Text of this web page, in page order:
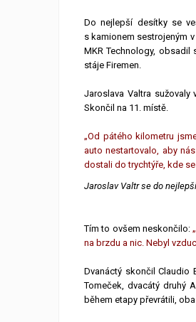
Do nejlepší desítky se
s kamionem sestrojeným
MKR Technology,
stáje Firemen.
Jaroslava Valtra
Skončil na 11. místě.
„Od pátého kilometru
auto nestartovalo, aby
dostali do trychtýře, kde se
Jaroslav Valtr se do
Tím to ovšem neskončilo:
na brzdu a nic. Nebyl
Dvanáctý skončil Claudio
Tomeček, dvacátý druhý
během etapy převrátili,